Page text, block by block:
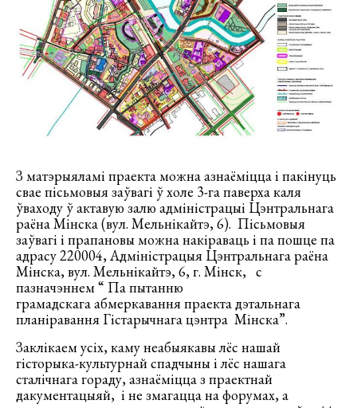
З матэрыяламі праекта можна азнаёміцца і пакінуць
свае пісьмовыя заўвагі ў холе 3-га паверха каля
ўваходу ў актавую залю адміністрацыі Цэнтральнага
раёна Мінска (вул. Мельнікайтэ, 6). Пісьмовыя
заўвагі і прапановы можна накіраваць і па пошце па
адрасу 220004, Адміністрацыя Цэнтральнага раёна
Мінска, вул. Мельнікайтэ, 6, г. Мінск, с
пазначэннем “ Па пытанню
грамадскага абмеркавання праекта дэтальнага
планіравання Гістарычнага цэнтра Мінска”.
Заклікаем усіх, каму неабыякавы лёс нашай
гісторыка-культурнай спадчыны і лёс нашага
сталічнага гораду, азнаёміцца з праектнай
дакументацыяй, і не змагацца на форумах, а